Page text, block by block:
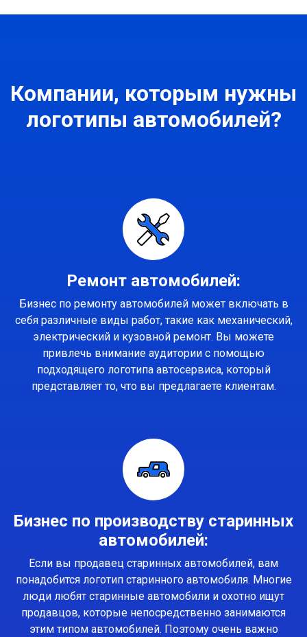
Компании, которым нужны
логотипы автомобилей?
Ремонт автомобилей:
Бизнес по ремонту автомобилей может включать в
себя различные виды работ, такие как механический,
электрический и кузовной ремонт. Вы можете
привлечь внимание аудитории с помощью
подходящего логотипа автосервиса, который
представляет то, что вы предлагаете клиентам.
Бизнес по производству старинных
автомобилей:
Если вы продавец старинных автомобилей, вам
понадобится логотип старинного автомобиля. Многие
люди любят старинные автомобили и охотно ищут
продавцов, которые непосредственно занимаются
этим типом автомобилей. Поэтому очень важно